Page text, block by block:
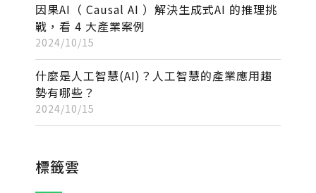
因果AI（ Causal AI ）解決生成式AI 的推理挑
戰，看 4 大產業案例
2024/10/15
什麼是人工智慧(AI)？人工智慧的產業應用趨
勢有哪些？
2024/10/15
標籤雲